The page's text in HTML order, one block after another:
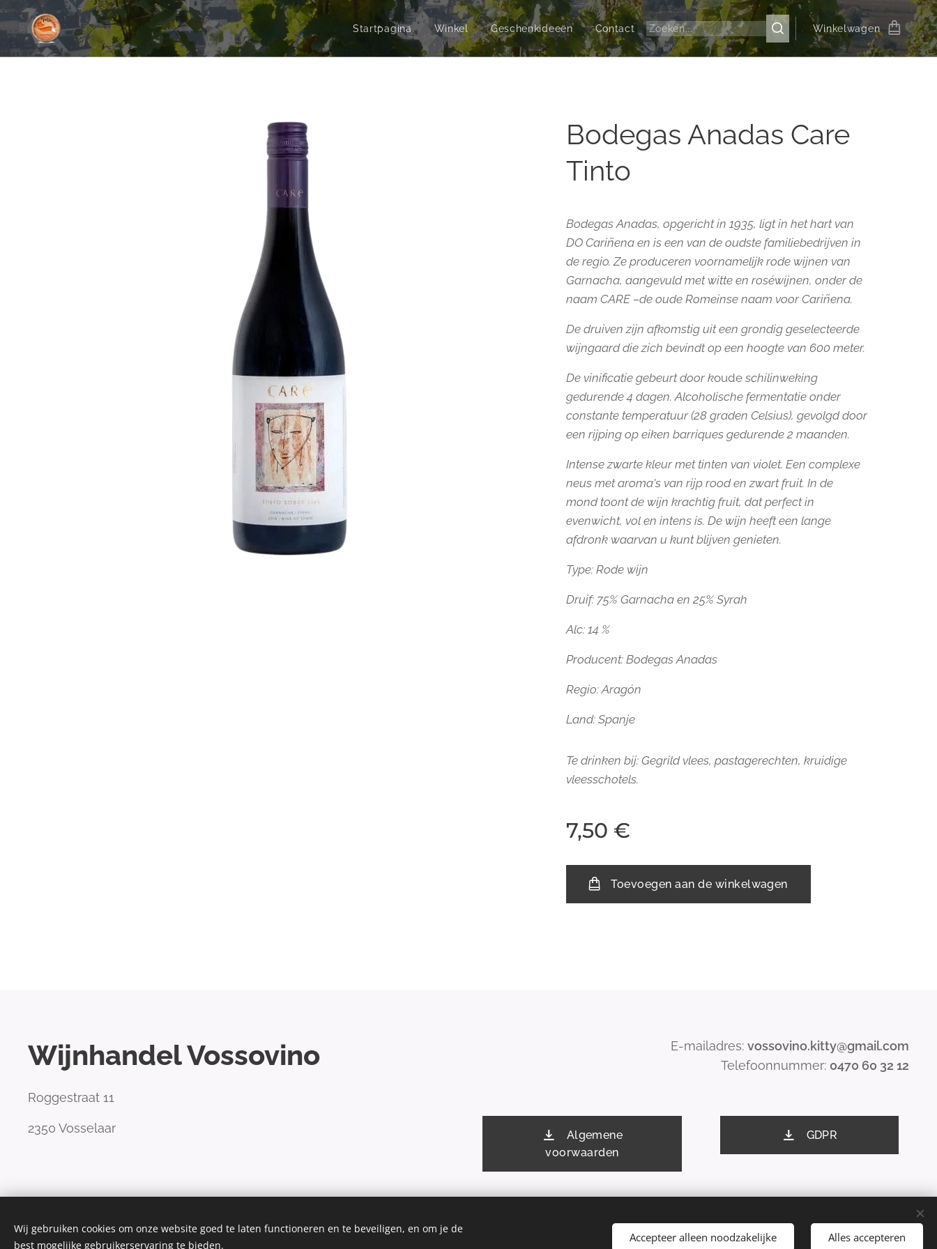
Startpagina Winkel Geschenkideeën Contact Winkelwagen
Bodegas Anadas Care
Tinto
Bodegas Anadas, opgericht in 1935, ligt in het hart van
DO Cariñena en is een van de oudste familiebedrijven in
de regio. Ze produceren voornamelijk rode wijnen van
Garnacha, aangevuld met witte en roséwijnen, onder de
naam CARE –de oude Romeinse naam voor Cariñena.
De druiven zijn afkomstig uit een grondig geselecteerde
wijngaard die zich bevindt op een hoogte van 600 meter.
De vinificatie gebeurt door koude schilinweking
gedurende 4 dagen. Alcoholische fermentatie onder
constante temperatuur (28 graden Celsius), gevolgd door
een rijping op eiken barriques gedurende 2 maanden.
Intense zwarte kleur met tinten van violet. Een complexe
neus met aroma's van rijp rood en zwart fruit. In de
mond toont de wijn krachtig fruit, dat perfect in
evenwicht, vol en intens is. De wijn heeft een lange
afdronk waarvan u kunt blijven genieten.
Type: Rode wijn
Druif: 75% Garnacha en 25% Syrah
Alc: 14 %
Producent: Bodegas Anadas
Regio:Aragón
Land: Spanje
Te drinken bij: Gegrild vlees, pastagerechten, kruidige
vleesschotels.
7,50 €
Toevoegen aan de winkelwagen
Wijnhandel Vossovino
Roggestraat 11
2350 Vosselaar
E-mailadres: vossovino.kitty@gmail.com
Telefoonnummer: 0470 60 32 12
Algemene
voorwaarden
GDPR
Wij gebruiken cookies om onze website goed te laten functioneren en te beveiligen, en om je de
best mogelijke gebruikerservaring te bieden.
Accepteer alleen noodzakelijke Alles accepteren